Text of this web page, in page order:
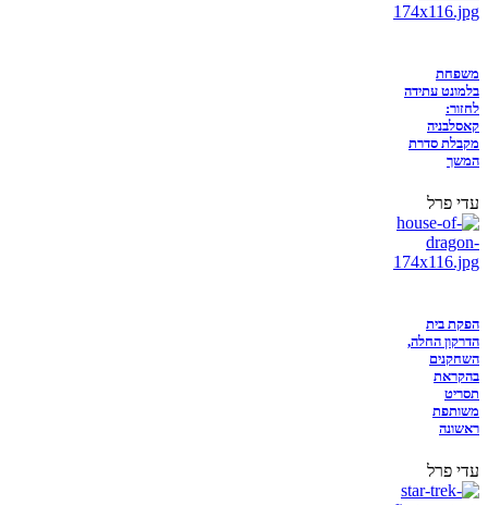
משפחת
בלמונט עתידה
לחזור:
קאסלבניה
מקבלת סדרת
המשך
עדי פרל
הפקת בית
הדרקון החלה,
השחקנים
בהקראת
תסריט
משותפת
ראשונה
עדי פרל